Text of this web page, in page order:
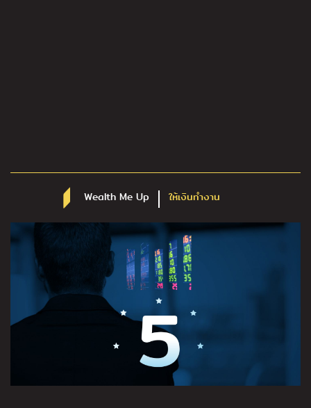
Wealth Me Up ให้เงินทำงาน